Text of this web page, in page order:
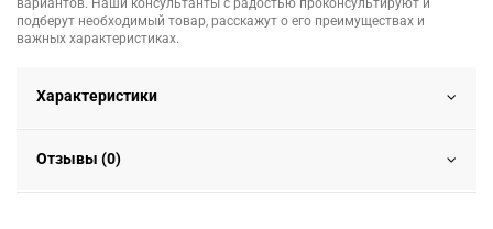
вариантов. Наши консультанты с радостью проконсультируют и
подберут необходимый товар, расскажут о его преимуществах и
важных характеристиках.
Характеристики
Отзывы (0)